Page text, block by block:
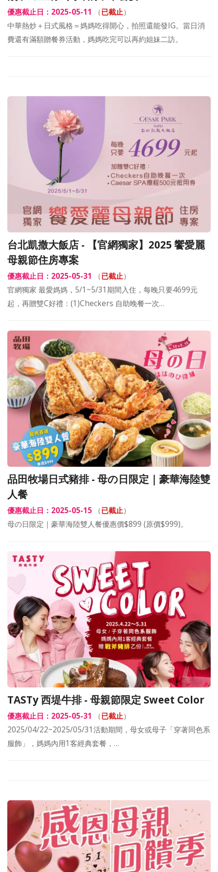
優惠截止日：2025-05-11 （已截止）
中華熱炒＋日式風格＝媽媽吃得開心，拍照還能發IG。當日消
費還有滿額贈餐券活動，媽媽吃完可以再約姐妹二訪。
台北凱撒大飯店 - 【官網獨家】2025 饗愛麗
母親節住房專案
優惠截止日：2025-05-31 （已截止）
官網獨家 最愛媽媽，5/1~5/31期間入住，每晚只要4699元
起，再贈雙C好禮：(1)Checkers 自助晚餐一次…
品田牧場日式豬排 - 母の日限定｜豪華海陸雙
人餐
優惠截止日：2025-05-15 （已截止）
母の日限定｜豪華海陸雙人餐優惠價$899 (原價$999)。
TASTy 西堤牛排 - 母親節限定 Sweet Color
優惠截止日：2025-05-31 （已截止）
2025/04/22~2025/05/31活動期間，母女或母子「穿著同色系
服飾」，媽媽內用1客經典套餐，…